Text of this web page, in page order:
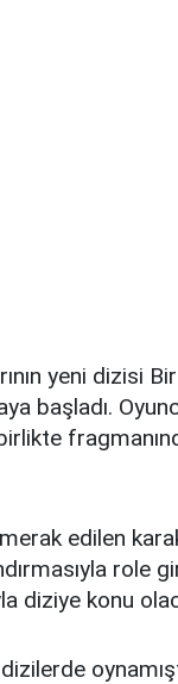
yeni dizisi
başladı.
edilen
role
diziye konu